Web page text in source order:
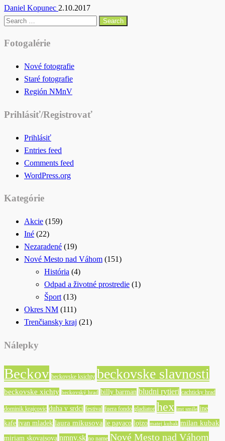
Daniel Kopunec 2.10.2017
Search
Fotogalérie
Nové fotografie
Staré fotografie
Región NMnV
Prihlásiť/Registrovať
Prihlásiť
Entries feed
Comments feed
WordPress.org
Kategórie
Akcie (159)
Iné (22)
Nezaradené (19)
Nové Mesto nad Váhom (151)
História (4)
Odpad a životné prostredie (1)
Šport (13)
Okres NM (111)
Trenčiansky kraj (21)
Nálepky
Beckov beckovske ksichty beckovske slavnosti
beckovske xichty beckovský hrad billy barman bludni rytieri cachticky hrad
dominik krajcovic duha v srdci festival fuera fondo gladiator hex imt smile ine
kafe ivan mladek laura mikusova le payaco lojzo matej kubak milan kubak
miriam skovajsova nmnv.sk no name Nové Mesto nad Váhom